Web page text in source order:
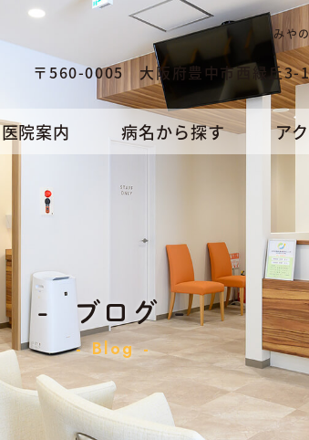
みや
〒560-0005 大阪府豊中市西緑丘3-
医院案内 病名から探す ア
ブログ
Blog